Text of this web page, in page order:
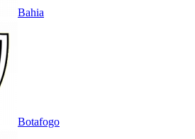
Bahia
Botafogo